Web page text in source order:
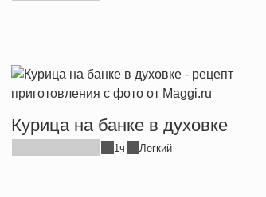
Курица на банке в духовке
1ч Легкий